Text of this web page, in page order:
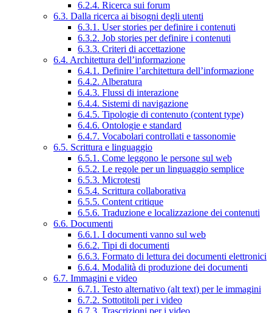
6.2.4. Ricerca sui forum
6.3. Dalla ricerca ai bisogni degli utenti
6.3.1. User stories per definire i contenuti
6.3.2. Job stories per definire i contenuti
6.3.3. Criteri di accettazione
6.4. Architettura dell’informazione
6.4.1. Definire l’architettura dell’informazione
6.4.2. Alberatura
6.4.3. Flussi di interazione
6.4.4. Sistemi di navigazione
6.4.5. Tipologie di contenuto (content type)
6.4.6. Ontologie e standard
6.4.7. Vocabolari controllati e tassonomie
6.5. Scrittura e linguaggio
6.5.1. Come leggono le persone sul web
6.5.2. Le regole per un linguaggio semplice
6.5.3. Microtesti
6.5.4. Scrittura collaborativa
6.5.5. Content critique
6.5.6. Traduzione e localizzazione dei contenuti
6.6. Documenti
6.6.1. I documenti vanno sul web
6.6.2. Tipi di documenti
6.6.3. Formato di lettura dei documenti elettronici
6.6.4. Modalità di produzione dei documenti
6.7. Immagini e video
6.7.1. Testo alternativo (alt text) per le immagini
6.7.2. Sottotitoli per i video
6.7.3. Trascrizioni per i video